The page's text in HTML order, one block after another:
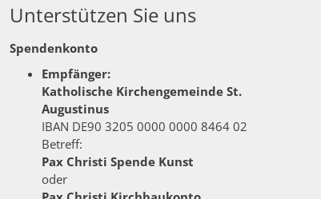
Unterstützen Sie uns
Spendenkonto
Empfänger:
Katholische Kirchengemeinde St.
Augustinus
IBAN DE90 3205 0000 0000 8464 02
Betreff:
Pax Christi Spende Kunst
oder